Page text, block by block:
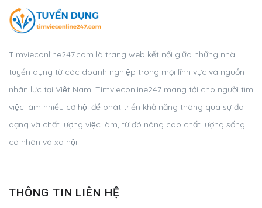
Timvieconline247.com là trang web kết nối giữa những nhà
tuyển dụng từ các doanh nghiệp trong mọi lĩnh vực và nguồn
nhân lực tại Việt Nam. Timvieconline247 mang tới cho người tìm
việc làm nhiều cơ hội để phát triển khả năng thông qua sự đa
dạng và chất lượng việc làm, từ đó nâng cao chất lượng sống
cá nhân và xã hội.
THÔNG TIN LIÊN HỆ